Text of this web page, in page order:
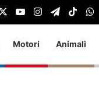
You TubeInstagram
Telegram
Motori Animali